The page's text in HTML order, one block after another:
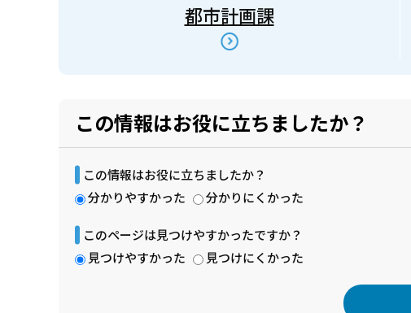
都市計画課
この情報はお役に立ちましたか？
この情報はお役に立ちましたか？
分かりやすかった
分かりにくかった
このページは見つけやすかったですか？
見つけやすかった
見つけにくかった